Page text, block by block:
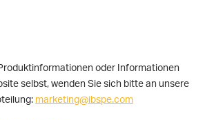
oder Informationen
selbst, wenden Sie sich bitte an unsere
marketing@ibspe.com